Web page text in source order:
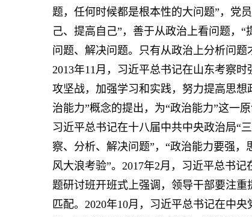
题，任何时候都是根本性的大问题”，党
己、提高自己”，善于从政治上看问题，
问题、解决问题。只有从政治上分析问
2013年11月，习近平总书记在山东考察
攻坚战，加强学习和实践，努力提高思
治能力”概念的提出，为“政治能力”这一
习近平总书记在十八届中共中央政治局“
察、分析、解决问题”，“政治能力要强
风大浪考验”。2017年2月，习近平总书
题研讨班开班式上强调，领导干部要注
匹配。2020年10月，习近平总书记在中